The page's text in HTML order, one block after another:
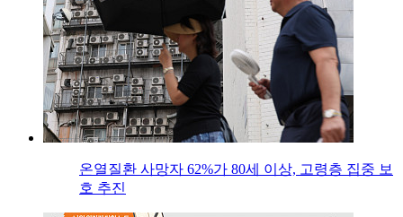
온열질환 사망자 62%가 80세 이상, 고령층 집중 보
호 추진